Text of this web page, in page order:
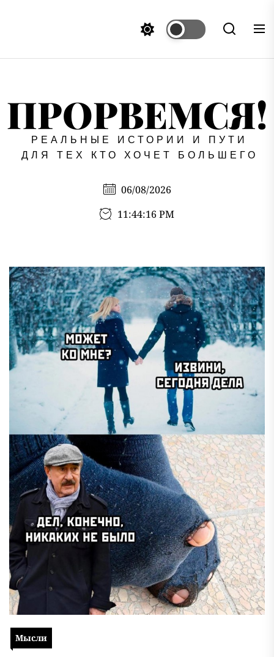
ПРОРВЕМСЯ!
РЕАЛЬНЫЕ ИСТОРИИ И ПУТИ
ДЛЯ ТЕХ КТО ХОЧЕТ БОЛЬШЕГО
06/08/2026
11:44:16 PM
Мысли